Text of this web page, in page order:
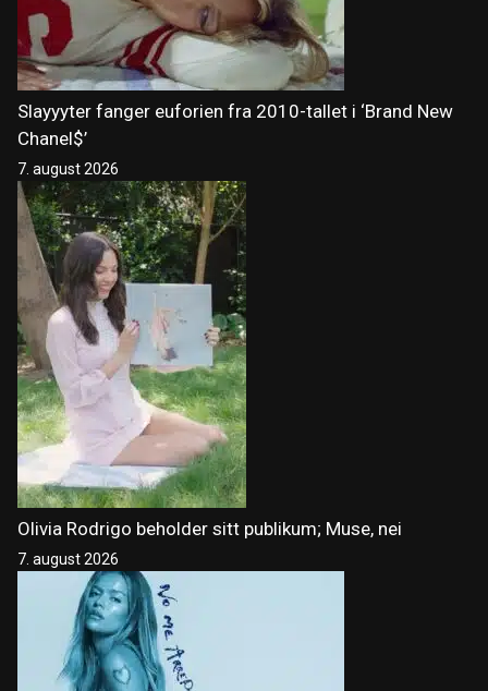
Slayyyter fanger euforien fra 2010-tallet i ‘Brand New
Chanel$’
7. august 2026
Olivia Rodrigo beholder sitt publikum; Muse, nei
7. august 2026